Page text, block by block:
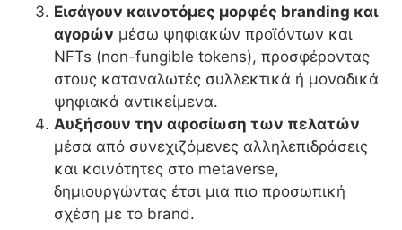
Εισάγουν καινοτόμες μορφές branding και
αγορών μέσω ψηφιακών προϊόντων και
NFTs (non-fungible tokens), προσφέροντας
στους καταναλωτές συλλεκτικά ή μοναδικά
ψηφιακά αντικείμενα.
Αυξήσουν την αφοσίωση των πελατών
μέσα από συνεχιζόμενες αλληλεπιδράσεις
και κοινότητες στο metaverse,
δημιουργώντας έτσι μια πιο προσωπική
σχέση με το brand.